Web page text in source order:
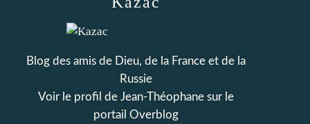
Blog des amis de Dieu, de la France et de la
Russie
Voir le profil de Jean-Théophanesur le
portail Overblog